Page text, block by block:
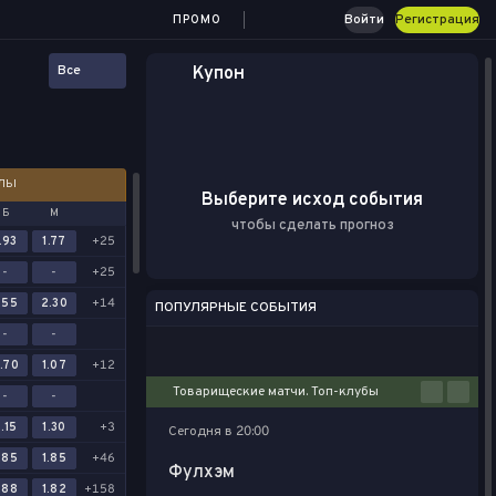
ПРОМО Войти Регистрация
Все
Б М
1.77
+25
- -
+25
2.30
+14
-
-
1.07
+12
-
-
1.30
+3
1.85
+46
1.82
+158
Купон
Выберите исход события
чтобы сделать прогноз
ПОПУЛЯРНЫЕ СОБЫТИЯ
Товарищеские матчи. Топ-клубы
Сегодня в 20:00
Фулхэм